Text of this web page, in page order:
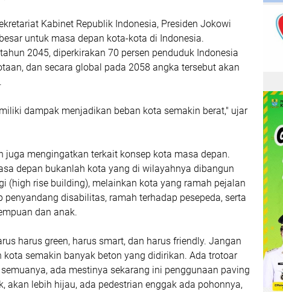
Kabinet Republik Indonesia, Presiden Jokowi
untuk masa depan kota-kota di Indonesia.
2045, diperkirakan 70 persen penduduk Indonesia
dan secara global pada 2058 angka tersebut akan
dampak menjadikan beban kota semakin berat," ujar
juga mengingatkan terkait konsep kota masa depan.
depan bukanlah kota yang di wilayahnya dibangun
(high rise building), melainkan kota yang ramah pejalan
penyandang disabilitas, ramah terhadap pesepeda, serta
dan anak.
harus green, harus smart, dan harus friendly. Jangan
kota semakin banyak beton yang didirikan. Ada trotoar
ada mestinya sekarang ini penggunaan paving
akan lebih hijau, ada pedestrian enggak ada pohonnya,